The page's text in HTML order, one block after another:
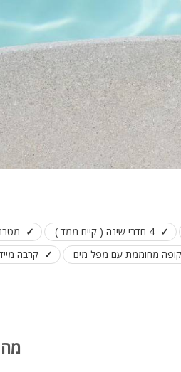
גדולות
מיטה זוגית
פינת אוכל
wifi
hot
מחירים
שולחן פול
הוקי אוויר
4 חדרי שינה ( קיים ממד )
מחוממת עם מפל מים
קרבה
מה